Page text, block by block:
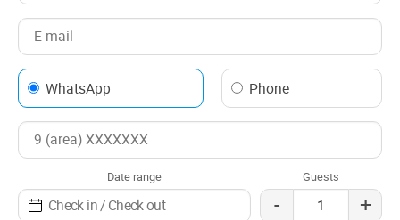
WhatsApp Phone
Date range Guests
- +